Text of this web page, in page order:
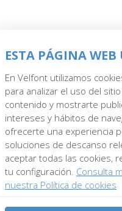
ESTA PÁGINA WEB
En Velfont utilizamos
para analizar el uso del
contenido y mostrarte
intereses y hábitos de
ofrecerte una experiencia
soluciones de descanso
aceptar todas las cookies,
tu configuración. Consulta
nuestra Política de cookies